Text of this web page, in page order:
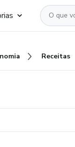
Receitas